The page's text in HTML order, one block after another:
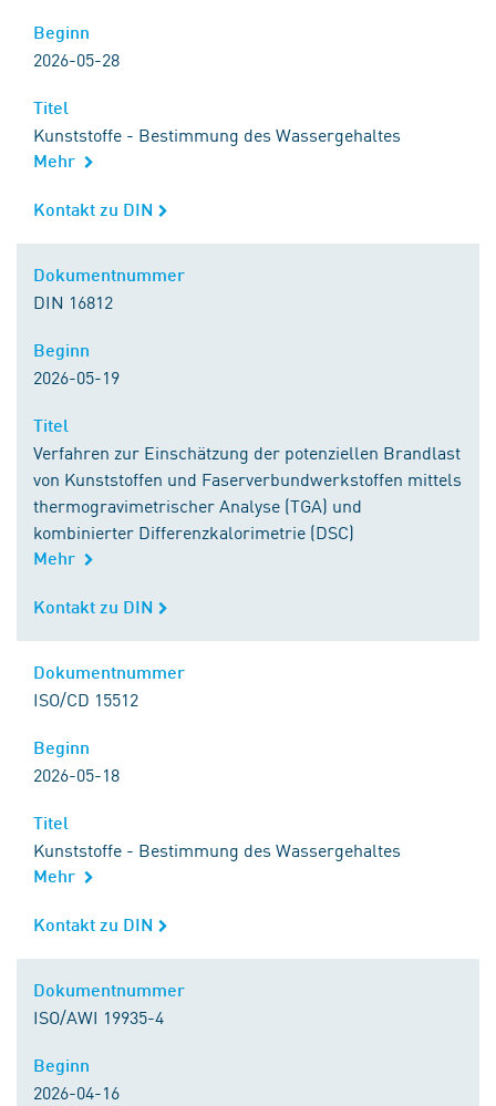
Beginn
2026-05-28
Titel
Kunststoffe - Bestimmung des Wassergehaltes
Mehr
Kontakt zu DIN
Kontakt zu DIN
Dokumentnummer
DIN 16812
Beginn
2026-05-19
Titel
Verfahren zur Einschätzung der potenziellen Brandlast
von Kunststoffen und Faserverbundwerkstoffen mittels
thermogravimetrischer Analyse (TGA) und
kombinierter Differenzkalorimetrie (DSC)
Mehr
Kontakt zu DIN
Kontakt zu DIN
Dokumentnummer
ISO/CD 15512
Beginn
2026-05-18
Titel
Kunststoffe - Bestimmung des Wassergehaltes
Mehr
Kontakt zu DIN
Kontakt zu DIN
Dokumentnummer
ISO/AWI 19935-4
Beginn
2026-04-16